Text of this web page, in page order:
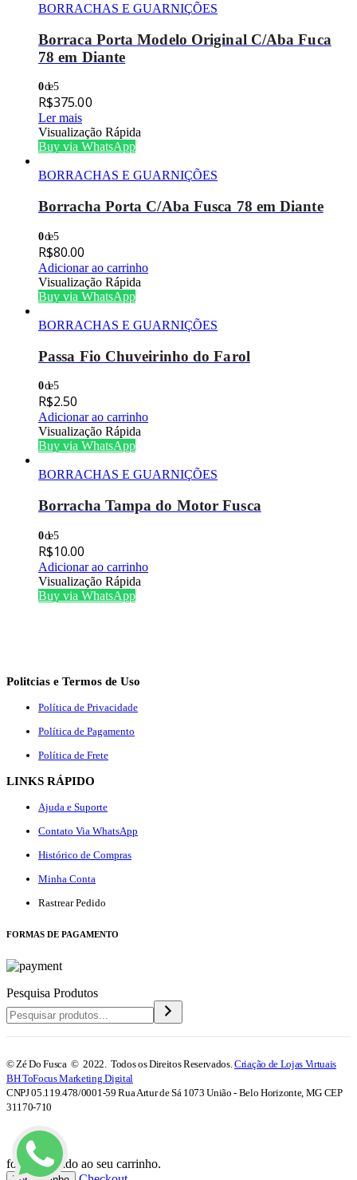
BORRACHAS E GUARNIÇÕES
Borraca Porta Modelo Original C/Aba Fuca
78 em Diante
0de 5
R$375.00
Ler mais
Visualização Rápida
Buy via WhatsApp
BORRACHAS E GUARNIÇÕES
Borracha Porta C/Aba Fusca 78 em Diante
0de 5
R$80.00
Adicionar ao carrinho
Visualização Rápida
Buy via WhatsApp
BORRACHAS E GUARNIÇÕES
Passa Fio Chuveirinho do Farol
0de 5
R$2.50
Adicionar ao carrinho
Visualização Rápida
Buy via WhatsApp
BORRACHAS E GUARNIÇÕES
Borracha Tampa do Motor Fusca
0de 5
R$10.00
Adicionar ao carrinho
Visualização Rápida
Buy via WhatsApp
Politcias e Termos de Uso
Política de Privacidade
Política de Pagamento
Política de Frete
LINKS RÁPIDO
Ajuda e Suporte
Contato Via WhatsApp
Histórico de Compras
Minha Conta
Rastrear Pedido
FORMAS DE PAGAMENTO
Pesquisa Produtos
© Zé Do Fusca © 2022. Todos os Direitos Reservados.Criação de Lojas Virtuais
BH ToFocus Marketing Digital
CNPJ 05.119.478/0001-59 Rua Artur de Sá 1073 União - Belo Horizonte, MG CEP
31170-710
foi adicionado ao seu carrinho.